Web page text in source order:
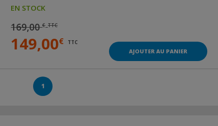
EN STOCK
169,00€ TTC
149,00€ TTC
AJOUTER AU PANIER
1